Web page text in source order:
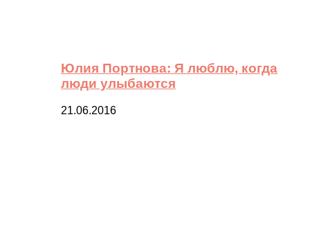
Юлия Портнова: Я люблю, когда
люди улыбаются
21.06.2016